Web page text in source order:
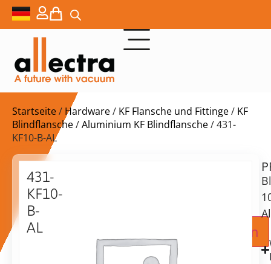
Startseite/ Hardware/ KF Flansche und Fittinge/ KF
Blindflansche/Aluminium KF Blindflansche/ 431-
KF10-B-AL
431-
KF10-
B-
AL
auf
Anfrage
Zur Angebotsanfrage hinzufügen